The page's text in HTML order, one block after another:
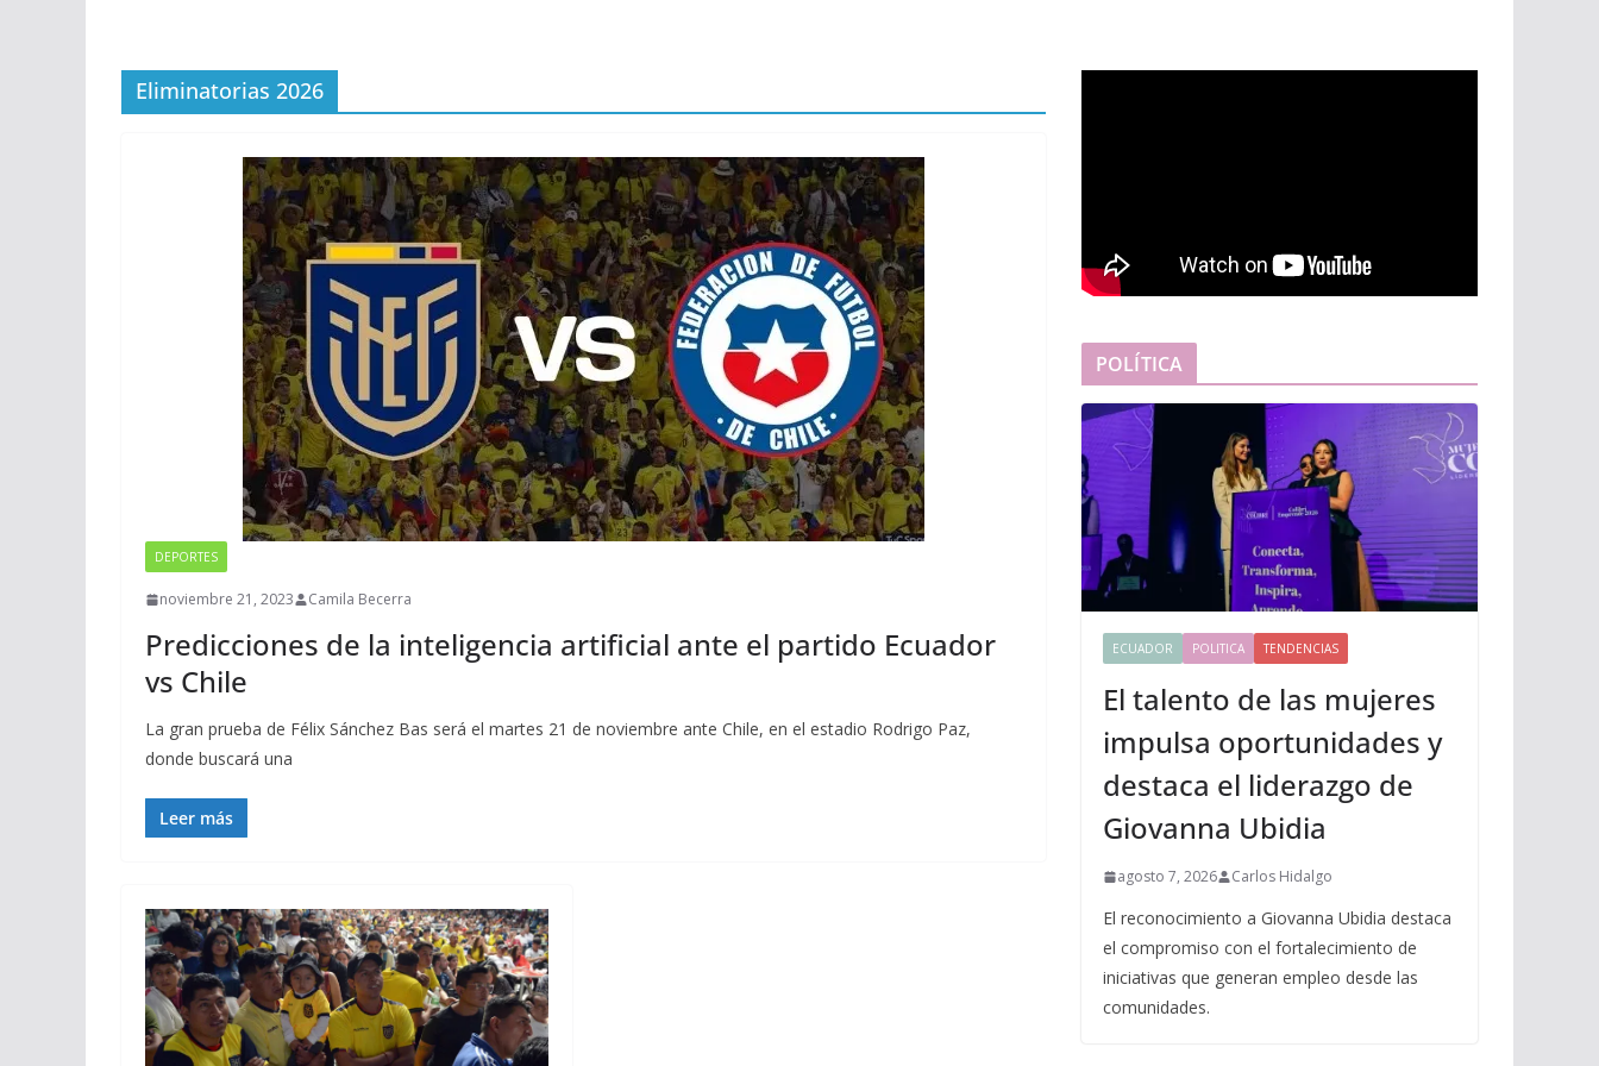
Eliminatorias 2026
DEPORTES
noviembre 21, 2023 Camila Becerra
Predicciones de la inteligencia artificial ante el partido Ecuador
vs Chile
La gran prueba de Félix Sánchez Bas será el martes 21 de noviembre ante Chile, en el estadio Rodrigo Paz,
donde buscará una
Leer más
POLÍTICA
ECUADOR POLITICA TENDENCIAS
El talento de las mujeres
impulsa oportunidades y
destaca el liderazgo de
Giovanna Ubidia
agosto 7, 2026 Carlos Hidalgo
El reconocimiento a Giovanna Ubidia destaca
el compromiso con el fortalecimiento de
iniciativas que generan empleo desde las
comunidades.